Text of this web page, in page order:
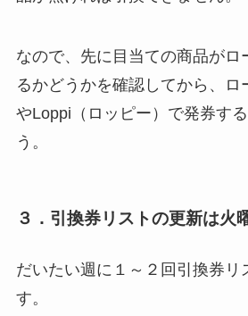
なので、先に目当ての商品がロ
るかどうかを確認してから、ロ
やLoppi（ロッピー）で発券す
う。
３．引換券リストの更新は火
だいたい週に１～２回引換券リ
す。